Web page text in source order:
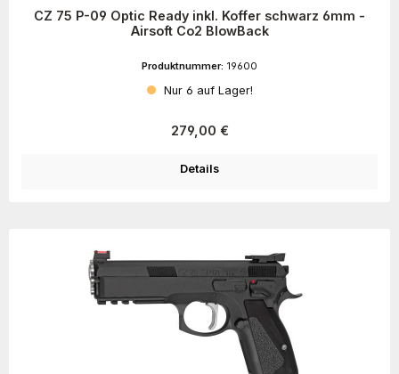
CZ 75 P-09 Optic Ready inkl. Koffer schwarz 6mm -
Airsoft Co2 BlowBack
Produktnummer: 19600
Nur 6 auf Lager!
Regulärer Preis:
279,00 €
Details